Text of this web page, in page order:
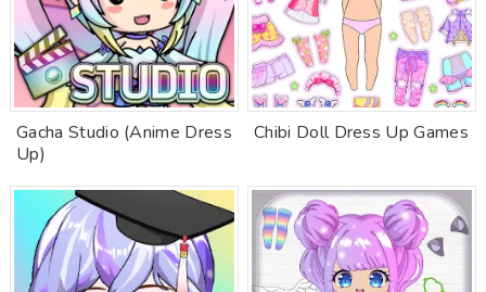
Gacha Studio (Anime Dress
Up)
Chibi Doll Dress Up Games